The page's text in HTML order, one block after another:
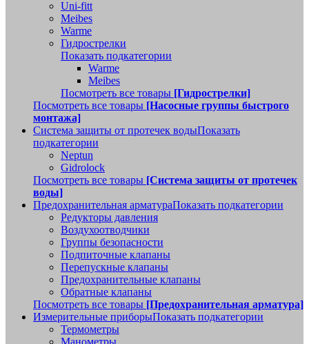
Uni-fitt
Meibes
Warme
Гидрострелки
Показать подкатегории
Warme
Meibes
Посмотреть все товары [Гидрострелки]
Посмотреть все товары [Насосные группы быстрого
монтажа]
Система защиты от протечек водыПоказать
подкатегории
Neptun
Gidrolock
Посмотреть все товары [Система защиты от протечек
воды]
Предохранительная арматураПоказать подкатегории
Редукторы давления
Воздухоотводчики
Группы безопасности
Подпиточные клапаны
Перепускные клапаны
Предохранительные клапаны
Обратные клапаны
Посмотреть все товары [Предохранительная арматура]
Измерительные приборыПоказать подкатегории
Термометры
Манометры